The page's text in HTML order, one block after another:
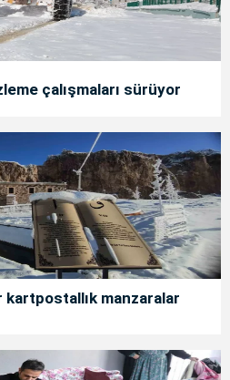
çalışmaları sürüyor
kartpostallık manzaralar